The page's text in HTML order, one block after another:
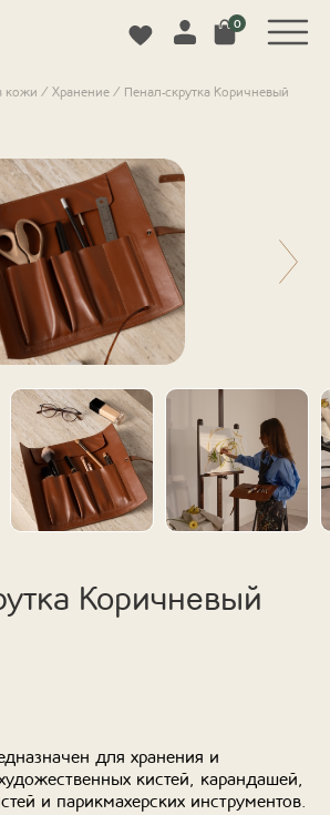
0
кожи / Хранение / Пенал-скрутка Коричневый
Коричневый
для хранения и
кистей, карандашей,
и парикмахерских инструментов.